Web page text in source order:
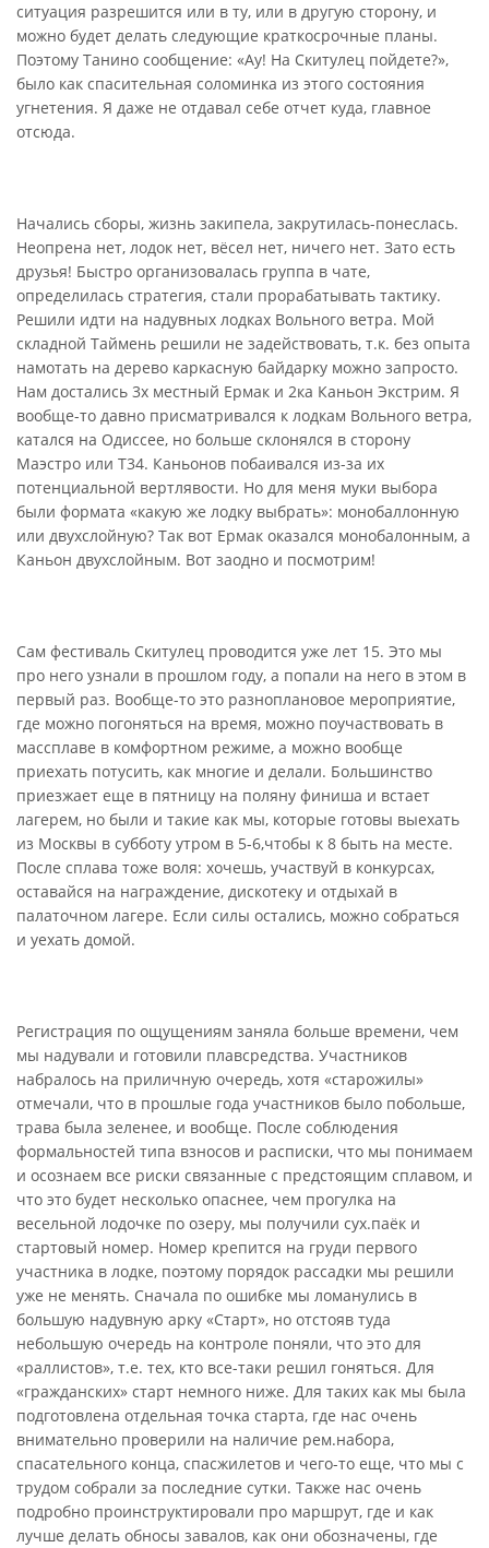
ситуация разрешится или в ту, или в другую сторону, и
можно будет делать следующие краткосрочные планы.
Поэтому Танино сообщение: «Ау! На Скитулец пойдете?»,
было как спасительная соломинка из этого состояния
угнетения. Я даже не отдавал себе отчет куда, главное
отсюда.
Начались сборы, жизнь закипела, закрутилась-понеслась.
Неопрена нет, лодок нет, вёсел нет, ничего нет. Зато есть
друзья! Быстро организовалась группа в чате,
определилась стратегия, стали прорабатывать тактику.
Решили идти на надувных лодках Вольного ветра. Мой
складной Таймень решили не задействовать, т.к. без опыта
намотать на дерево каркасную байдарку можно запросто.
Нам достались 3х местный Ермак и 2ка Каньон Экстрим. Я
вообще-то давно присматривался к лодкам Вольного ветра,
катался на Одиссее, но больше склонялся в сторону
Маэстро или Т34. Каньонов побаивался из-за их
потенциальной вертлявости. Но для меня муки выбора
были формата «какую же лодку выбрать»: монобаллонную
или двухслойную? Так вот Ермак оказался монобалонным, а
Каньон двухслойным. Вот заодно и посмотрим!
Сам фестиваль Скитулец проводится уже лет 15. Это мы
про него узнали в прошлом году, а попали на него в этом в
первый раз. Вообще-то это разноплановое мероприятие,
где можно погоняться на время, можно поучаствовать в
массплаве в комфортном режиме, а можно вообще
приехать потусить, как многие и делали. Большинство
приезжает еще в пятницу на поляну финиша и встает
лагерем, но были и такие как мы, которые готовы выехать
из Москвы в субботу утром в 5-6,чтобы к 8 быть на месте.
После сплава тоже воля: хочешь, участвуй в конкурсах,
оставайся на награждение, дискотеку и отдыхай в
палаточном лагере. Если силы остались, можно собраться
и уехать домой.
Регистрация по ощущениям заняла больше времени, чем
мы надували и готовили плавсредства. Участников
набралось на приличную очередь, хотя «старожилы»
отмечали, что в прошлые года участников было побольше,
трава была зеленее, и вообще. После соблюдения
формальностей типа взносов и расписки, что мы понимаем
и осознаем все риски связанные с предстоящим сплавом, и
что это будет несколько опаснее, чем прогулка на
весельной лодочке по озеру, мы получили сух.паёк и
стартовый номер. Номер крепится на груди первого
участника в лодке, поэтому порядок рассадки мы решили
уже не менять. Сначала по ошибке мы ломанулись в
большую надувную арку «Старт», но отстояв туда
небольшую очередь на контроле поняли, что это для
«раллистов», т.е. тех, кто все-таки решил гоняться. Для
«гражданских» старт немного ниже. Для таких как мы была
подготовлена отдельная точка старта, где нас очень
внимательно проверили на наличие рем.набора,
спасательного конца, спасжилетов и чего-то еще, что мы с
трудом собрали за последние сутки. Также нас очень
подробно проинструктировали про маршрут, где и как
лучше делать обносы завалов, как они обозначены, где